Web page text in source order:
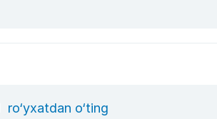
ro‘yxatdan o‘ting